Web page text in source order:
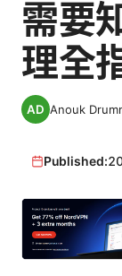
需要
理全
Anouk
Published: